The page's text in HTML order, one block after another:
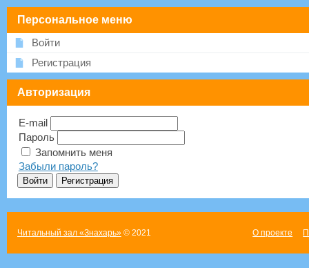
Персональное меню
Войти
Регистрация
Авторизация
E-mail
Пароль
Запомнить меня
Забыли пароль?
Читальный зал «Знахарь»© 2021 О проекте